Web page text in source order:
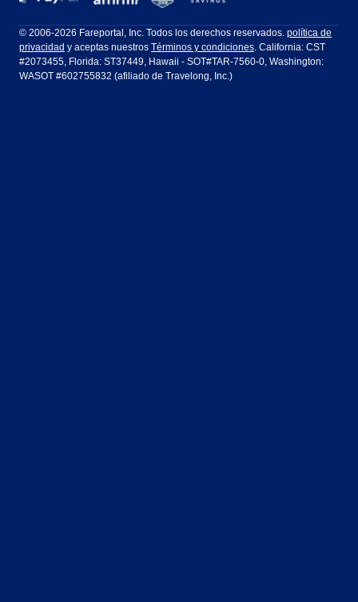
LATAM Airlines Lufthansa
Air Europa Turkish Airlines
Ft Lauderdale Honolulu
Houston Las Vegas
Miami
Dublín Frankfurt
Guadalajara Lima
© 2006-2026 Fareportal, Inc. Todos los derechos reservados. política de
privacidad y aceptas nuestros Términos y condiciones. California: CST
#2073455, Florida: ST37449, Hawaii - SOT#TAR-7560-0, Washington:
WASOT #602755832 (afiliado de Travelong, Inc.)